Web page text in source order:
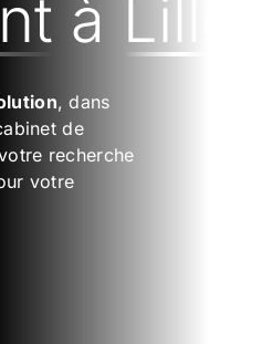
à Lille
, dans
de
recherche
votre